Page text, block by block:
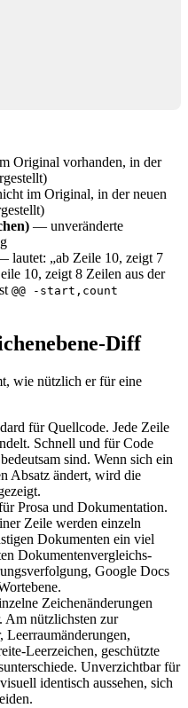
Original vorhanden, in der
im Original, in der neuen
— unveränderte
lautet: „ab Zeile 10, zeigt 7
10, zeigt 8 Zeilen aus der
@@ -start,count
Diff
wie nützlich er für eine
für Quellcode. Jede Zeile
Schnell und für Code
sind. Wenn sich ein
Absatz ändert, wird die
Prosa und Dokumentation.
Zeile werden einzeln
Dokumenten ein viel
Dokumentenvergleichs-
Google Docs
Zeichenänderungen
Am nützlichsten zur
Leerzeichen, geschützte
Unverzichtbar für
identisch aussehen, sich